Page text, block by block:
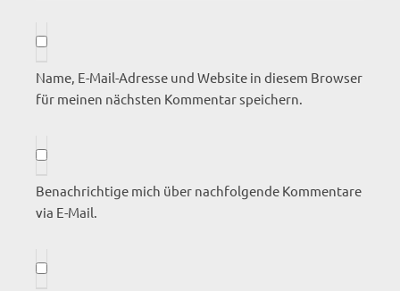
Name, E-Mail-Adresse und Website in diesem Browser
für meinen nächsten Kommentar speichern.
Benachrichtige mich über nachfolgende Kommentare
via E-Mail.